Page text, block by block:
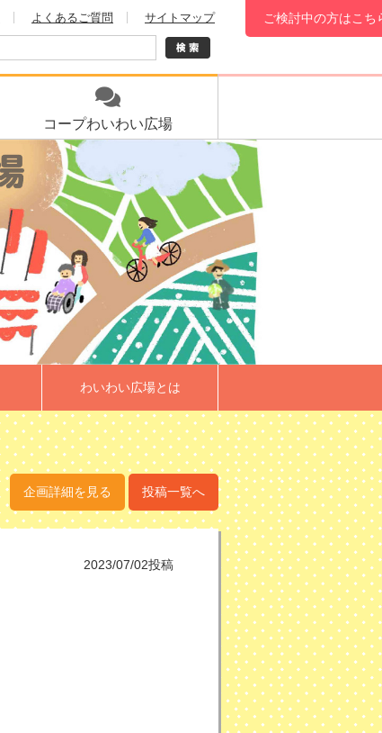
よくあるご質問 サイトマップ ご検討中の方はこち
コープわいわい広場
わいわい広場とは
企画詳細を見る 投稿一覧へ
2023/07/02投稿